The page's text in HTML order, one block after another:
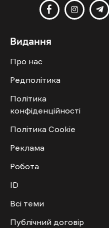
Видання
Про нас
Редполітика
Політика
конфіденційності
Політика Cookie
Реклама
Робота
ID
Всі теми
Публічний договір